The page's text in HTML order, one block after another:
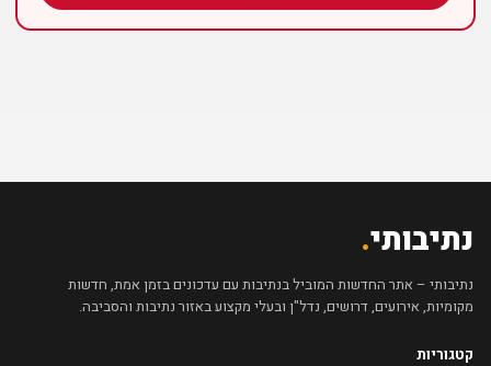
נתיבותי.
נתיבותי – אתר החדשות המוביל בנתיבות עם עדכונים בזמן אמת, חדשות
מקומיות, אירועים, דרושים, נדל"ן ובעלי מקצוע באזור נתיבות והסביבה.
קטגוריות